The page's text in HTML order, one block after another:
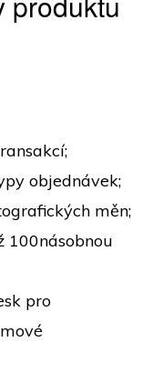
objednávek;
měn;
100násobnou
pro